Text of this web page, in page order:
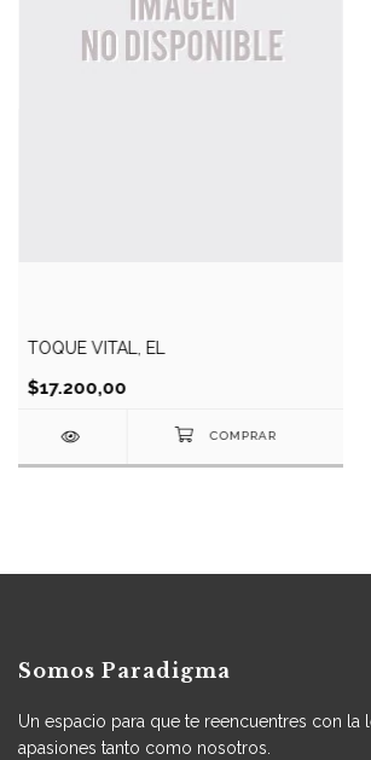
TOQUE VITAL, EL
$17.200,00
Somos Paradigma
Un espacio para que te reencuentres con la
apasiones tanto como nosotros.